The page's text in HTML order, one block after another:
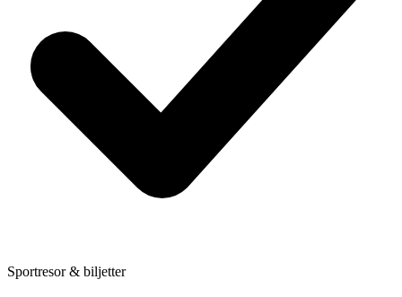
Sportresor & biljetter